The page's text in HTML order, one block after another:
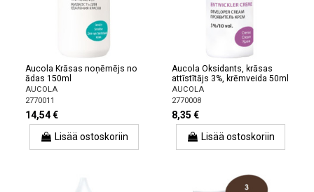
Aucola Krāsas noņēmējs no
ādas 150ml
AUCOLA
2770011
14,54 €
Lisää ostoskoriin
Aucola Oksidants, krāsas
attīstītājs 3%, krēmveida 50ml
AUCOLA
2770008
8,35 €
Lisää ostoskoriin